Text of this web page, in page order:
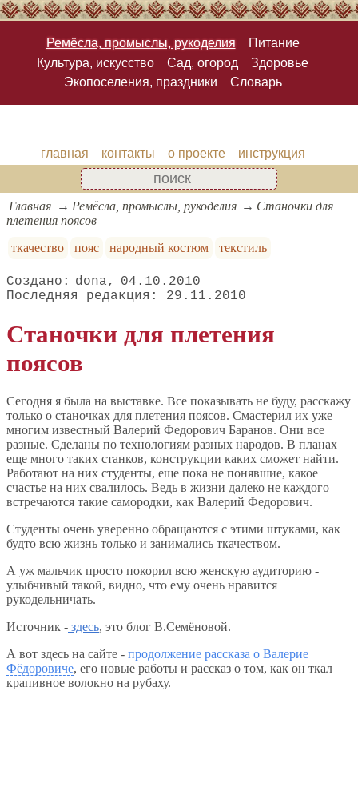
Ремёсла, промыслы, рукоделия
Питание
Культура, искусство
Сад, огород
Здоровье
Экопоселения, праздники
Словарь
главная контакты о проекте инструкция
Главная Ремёсла, промыслы, рукоделия
Станочки для
плетения поясов
ткачество
пояс народный костюм текстиль
dona
04.10.2010
29.11.2010
Станочки для плетения
поясов
Сегодня я была на выставке. Все показывать не буду, расскажу
только о станочках для плетения поясов. Смастерил их уже
многим известный Валерий Федорович Баранов. Они все
разные. Сделаны по технологиям разных народов. В планах
еще много таких станков, конструкции каких сможет найти.
Работают на них студенты, еще пока не понявшие, какое
счастье на них свалилось. Ведь в жизни далеко не каждого
встречаются такие самородки, как Валерий Федорович.
Студенты очень уверенно обращаются с этими штуками, как
будто всю жизнь только и занимались ткачеством.
А уж мальчик просто покорил всю женскую аудиторию -
улыбчивый такой, видно, что ему очень нравится
рукодельничать.
Источник - здесь, это блог В.Семёновой.
А вот здесь на сайте - продолжение рассказа о Валерие
Фёдоровиче, его новые работы и рассказ о том, как он ткал
крапивное волокно на рубаху.